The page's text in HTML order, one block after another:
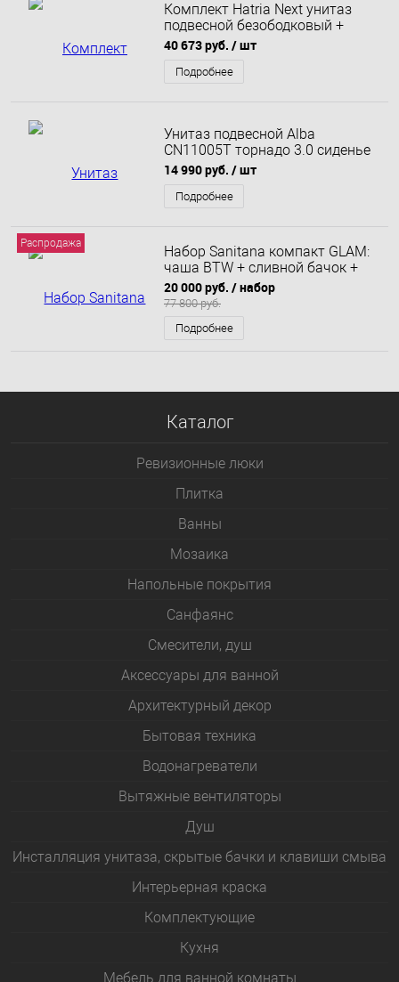
Комплект Hatria Next унитаз
подвесной безободковый +
сиденье с микролифтом
40 673 руб. / шт
Подробнее
Унитаз подвесной Alba
CN11005T торнадо 3.0 сиденье
микролифт белый
14 990 руб. / шт
Подробнее
Распродажа
Набор Sanitana компакт GLAM:
чаша BTW + сливной бачок +
крышка с механизмом
(микролифт)
20 000 руб. / набор
77 800 руб.
Подробнее
Каталог
Ревизионные люки
Плитка
Bанны
Мозаика
Напольные покрытия
Санфаянс
Смесители, душ
Аксессуары для ванной
Архитектурный декор
Бытовая техника
Водонагреватели
Вытяжные вентиляторы
Душ
Инсталляция унитаза, скрытые бачки и клавиши смыва
Интерьерная краска
Комплектующие
Кухня
Мебель для ванной комнаты